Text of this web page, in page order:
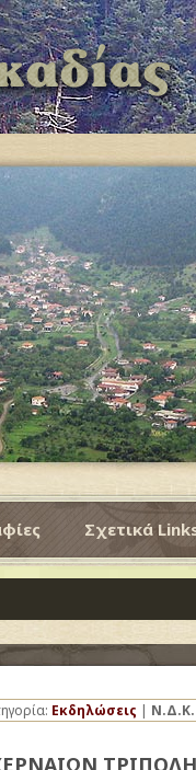
Σχετικά
Εκδηλώσεις | Ν.Δ.Κ.